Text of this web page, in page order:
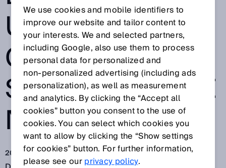
ULTRASCHALL-
GASDURCHFLU
SSMESSGERÄTE
N VON SICK
20.02.2018
We use cookies and mobile identifiers to
improve our website and tailor content to
your interests. We and selected partners,
including Google, also use them to process
personal data for personalized and
non‑personalized advertising (including ads
personalization), as well as measurement
and analytics. By clicking the “Accept all
cookies” button you consent to the use of
cookies. You can select which cookies you
want to allow by clicking the “Show settings
for cookies” button. For further information,
please see ourprivacy policy.